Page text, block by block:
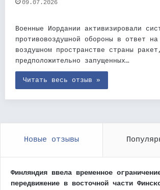
09.07.2026
Военные Иордании активизировали
противовоздушной обороны в ответ
воздушном пространстве страны ракет,
предположительно запущенных…
Читать весь отзыв »
Новые отзывы
Финляндия ввела временное
передвижение в восточной части